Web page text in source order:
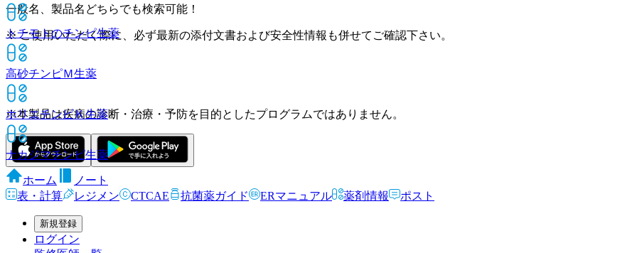
トチモトのチンピ生薬
高砂チンピＭ生薬
ホリエチンピＫ生薬
ナカジマチンピ生薬
一般名、製品名どちらでも検索可能！
※ ご使用いただく際に、必ず最新の添付文書および安全性情報も併せてご確認下さい。
※本製品は疾病の診断・治療・予防を目的としたプログラムではありません。
ホーム
ノート
表・計算
レジメン CTCAE 抗菌薬ガイド ERマニュアル 薬剤情報 ポスト
新規登録
ログイン